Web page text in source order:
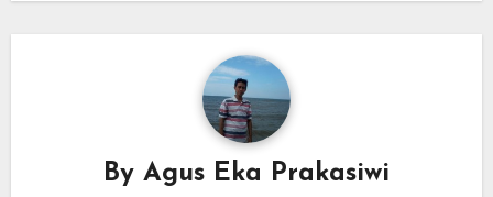
By Agus Eka Prakasiwi